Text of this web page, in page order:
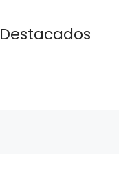
Destacados